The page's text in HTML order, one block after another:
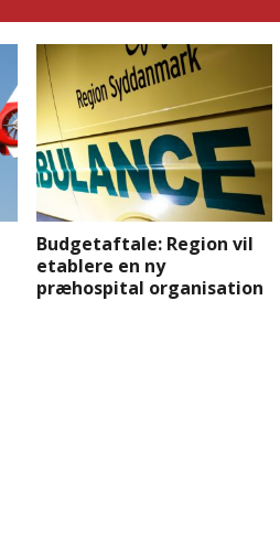
Budgetaftale: Region vil
etablere en ny
præhospital organisation